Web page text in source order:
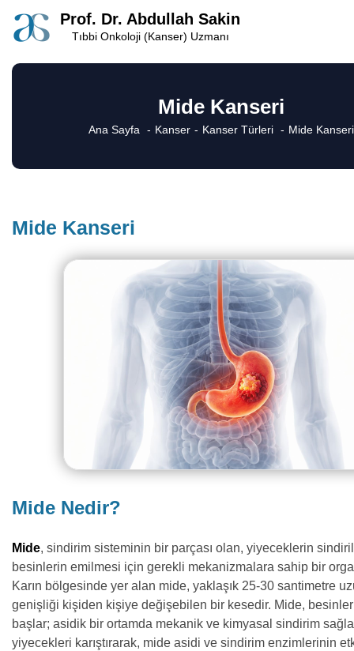
Prof. Dr. Abdullah Sakin
Tıbbi Onkoloji (Kanser) Uzmanı
Mide Kanseri
Ana Sayfa Kanser Kanser Türleri Mide Kanseri
Mide Kanseri
Mide Nedir?
Mide, sindirim sisteminin bir parçası olan, yiyeceklerin
besinlerin emilmesi için gerekli mekanizmalara sahip bir
Karın bölgesinde yer alan mide, yaklaşık 25-30 santimetre
genişliği kişiden kişiye değişebilen bir kesedir. Mide,
başlar; asidik bir ortamda mekanik ve kimyasal sindirim
yiyecekleri karıştırarak, mide asidi ve sindirim enzimlerinin